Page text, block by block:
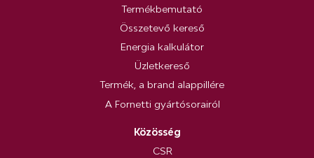
Termékbemutató
Összetevő kereső
Energia kalkulátor
Üzletkereső
Termék, a brand alappillére
A Fornetti gyártósorairól
Közösség
CSR